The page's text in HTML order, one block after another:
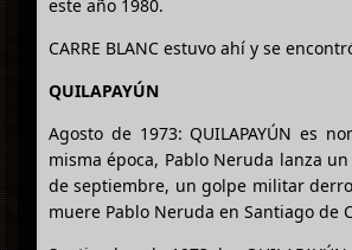
este año 1980.
CARRE BLANC estuvo ahí y se
QUILAPAYÚN
Agosto de 1973: QUILAPAYÚN es
misma época, Pablo Neruda lanza
de septiembre, un golpe militar
muere Pablo Neruda en Santiago de